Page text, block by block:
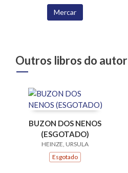
Mercar
Outros libros do autor
BUZON DOS NENOS
(ESGOTADO)
HEINZE, URSULA
Esgotado